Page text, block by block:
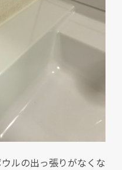
ルの出っ張りがなくな